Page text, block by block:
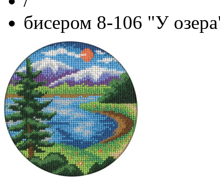
бисером 8-106 "У